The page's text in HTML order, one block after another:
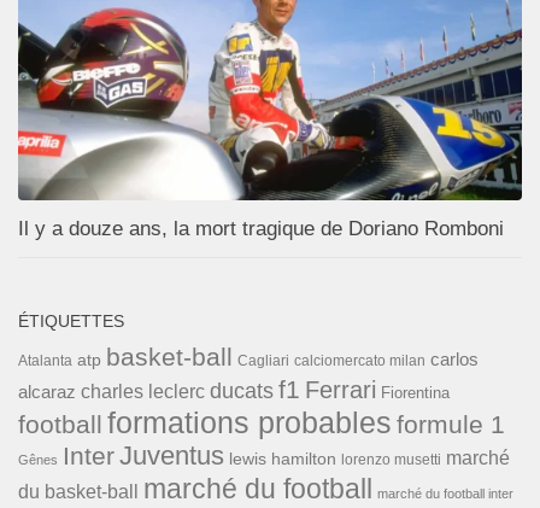
Il y a douze ans, la mort tragique de Doriano Romboni
ÉTIQUETTES
Atalanta atp basket-ball Cagliari calciomercato milan carlos
alcaraz charles leclerc ducats f1 Ferrari Fiorentina
football formations probables formule 1
Gênes InterJuventus lewis hamilton lorenzo musetti marché
du basket-ball
marché du football marché du football inter